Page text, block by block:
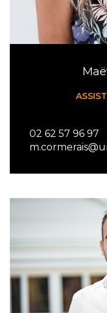
02 62 57 96 97